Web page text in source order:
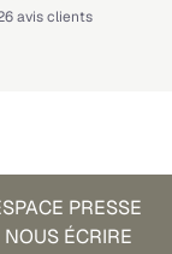
4,1 sur 5 —
avis clients
PRESSE
NOUS ÉCRIRE